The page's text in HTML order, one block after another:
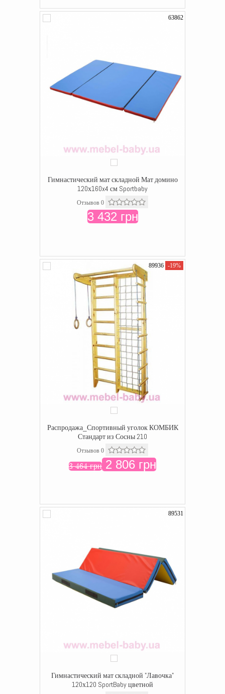
63862
Гимнастический мат складной Мат домино
120х160x4 см Sportbaby
Отзывов 0
3 432 грн
89936 -19%
Распродажа_Спортивный уголок КОМБИК
Стандарт из Сосны 210
Отзывов 0
3 464 грн 2 806 грн
89531
Гимнастический мат складной "Лавочка"
120х120 SportBaby цветной